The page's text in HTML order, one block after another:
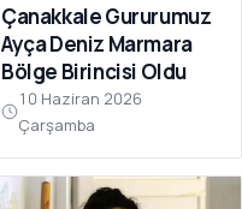
Çanakkale Gururumuz
Ayça Deniz Marmara
Bölge Birincisi Oldu
10 Haziran 2026
Çarşamba